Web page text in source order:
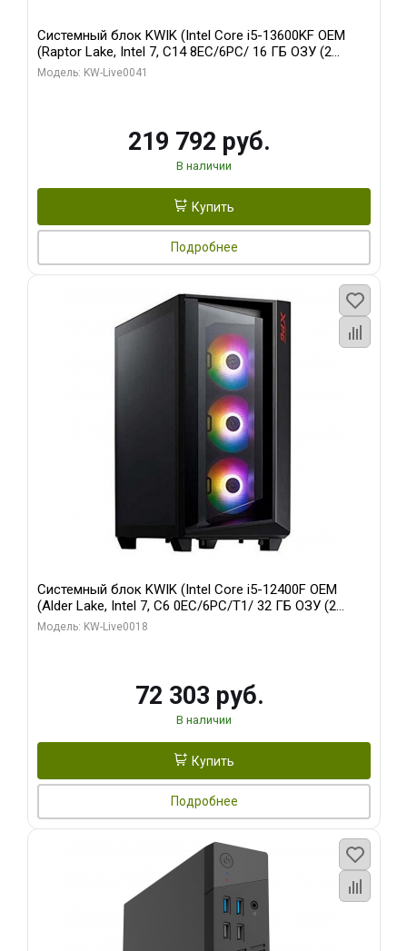
Системный блок KWIK (Intel Core i5-13600KF OEM
(Raptor Lake, Intel 7, C14 8EC/6PC/ 16 ГБ ОЗУ (2
модуля)/ Palit RTX5080 GAMINGPRO OC 16GB GDDR7
Модель: KW-Live0041
219 792 руб.
В наличии
Купить
Подробнее
Системный блок KWIK (Intel Core i5-12400F OEM
(Alder Lake, Intel 7, C6 0EC/6PC/T1/ 32 ГБ ОЗУ (2
модуля)/ Ninja Sinotex GTX1660 SUPER 6GB GDDR6
Модель: KW-Live0018
72 303 руб.
В наличии
Купить
Подробнее